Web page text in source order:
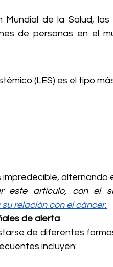
Mundial de la Salud,
de personas en el
(LES) es el tipo
alternando
este artículo, con el
relación con el cáncer.
de alerta
de diferentes
incluyen: